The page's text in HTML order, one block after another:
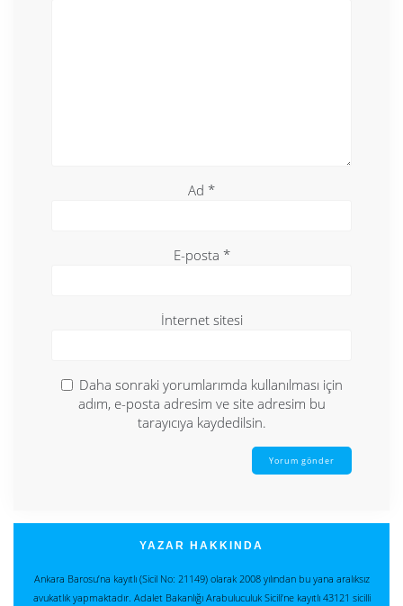
Ad *
E-posta *
İnternet sitesi
Daha sonraki yorumlarımda kullanılması için
adım, e-posta adresim ve site adresim bu
tarayıcıya kaydedilsin.
YAZAR HAKKINDA
Ankara Barosu’na kayıtlı (Sicil No: 21149) olarak 2008 yılından bu yana aralıksız
avukatlık yapmaktadır. Adalet Bakanlığı Arabuluculuk Sicili’ne kayıtlı 43121 sicilli